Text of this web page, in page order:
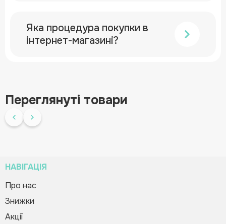
Яка процедура покупки в
інтернет-магазині?
Переглянуті товари
НАВІГАЦІЯ
Про нас
Знижки
Акції